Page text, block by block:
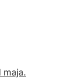
maja.